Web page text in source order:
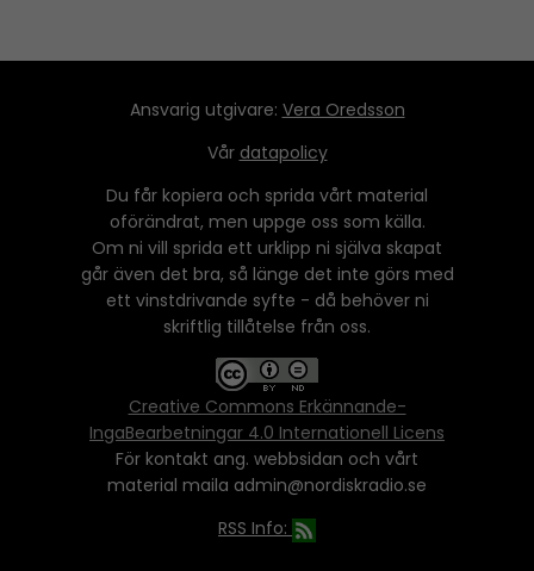
Ansvarig utgivare: Vera Oredsson
Vår datapolicy
Du får kopiera och sprida vårt material
oförändrat, men uppge oss som källa.
Om ni vill sprida ett urklipp ni själva skapat
går även det bra, så länge det inte görs med
ett vinstdrivande syfte - då behöver ni
skriftlig tillåtelse från oss.
Creative Commons Erkännande-
IngaBearbetningar 4.0 Internationell Licens
För kontakt ang. webbsidan och vårt
material maila admin@nordiskradio.se
RSS Info: